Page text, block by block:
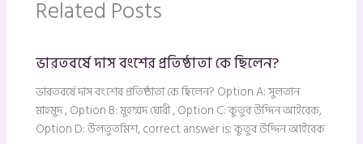
Related Posts
ভারতবর্ষে দাস বংশের প্রতিষ্ঠাতা কে ছিলেন?
ভারতবর্ষে দাস বংশের প্রতিষ্ঠাতা কে ছিলেন? Option A: সুলতান
মাহমুদ , Option B: মুহম্মদ ঘোরী , Option C: কুতুব উদ্দিন আইবেক,
Option D: উলতুতমিশ, correct answer is: কুতুব উদ্দিন আইবেক